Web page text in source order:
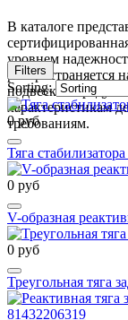
В каталоге
уровнем
распространяется
подвески.
характеристикам
требованиям.
Filters
Sorting:
0 руб
Тяга
0 руб
V-образная
0 руб
Треугольная тяга